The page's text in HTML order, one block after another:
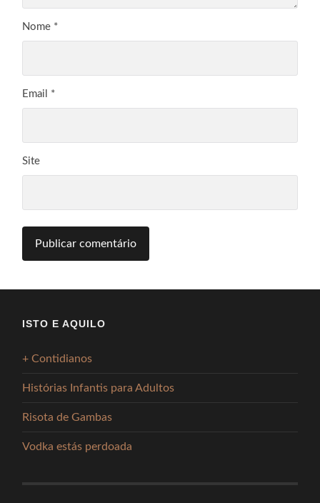
Nome *
Email *
Site
ISTO E AQUILO
+ Contidianos
Histórias Infantis para Adultos
Risota de Gambas
Vodka estás perdoada